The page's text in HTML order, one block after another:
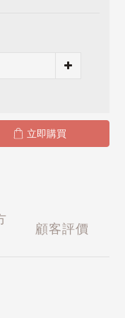
立即購買
顧客評價